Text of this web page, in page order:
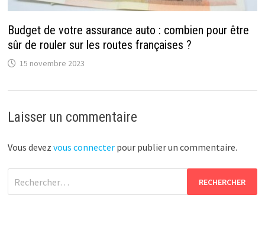
Budget de votre assurance auto : combien pour être
sûr de rouler sur les routes françaises ?
15 novembre 2023
Laisser un commentaire
Vous devez vous connecterpour publier un commentaire.